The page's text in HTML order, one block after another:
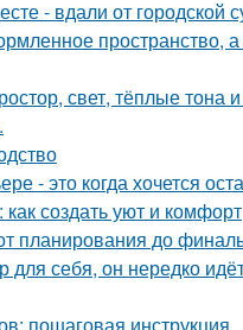
- вдали от городской
пространство,
свет, тёплые тона
- это когда хочется
создать уют и комфорт
планирования до
для себя, он нередко